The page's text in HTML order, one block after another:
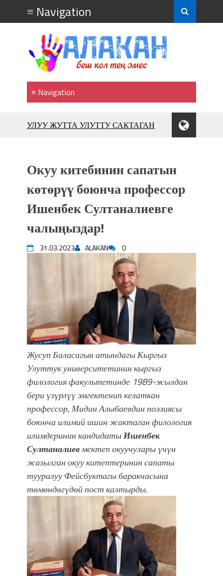
УЛУУ ЖУТТА УЛУТТУ САКТАГАН
фонтанов в Royal Central Park
Аида САЛЯНОВА: "Кыргыз шахмат
союзунун президенти болуп
шайланышым сыймык жана чоң
Садыр ЖАПАРОВ: “Айтматовдой
адабият алпы чыгыш үчүн, улуу көч
уланышы үчүн журнал сөзсүз керек!”
“Китепкана түнγ-2026”: Психолог
Мээрим Мураталиева менен
жолугушууга келиңиз! (Дарек. Видео)
Латын арибиндеги “Чабуул”... “Ала-
Тоо” журналынын тарыхы жана
редакторлору... (Тизме. Видео)
“КАРА КЕМПИР”: ҮМҮТТҮН
ТҮБӨЛҮК СИМВОЛУ
Кыргызстандагы эң ири музыкалуу
фонтанды көрүү үчүн Royal Central
Park'ка 30 миң адам чогулду
Фестиваль Symphony of Water & Light
собрал более 20 тысяч гостей
Жыргалбек КАСАБОЛОТОВ:
“Уңгужол” темадагы тегерек столго
атка минерлер дагы катышса жакшы
болмок”
Окуу китебинин сапатын
көтөрүү боюнча профессор
Ишенбек Султаналиевге
чалыңыздар!
31.03.2023 ALAKAN 0
Жусуп Баласагын атындагы Кыргыз
Улуттук университетинин кыргыз
филология факультетинде 1989-жылдан
бери үзүрлүү эмгектенип келаткан
профессор, Мидин Алыбаевдин поэзиясы
боюнча илимий ишин жактаган филология
илимдеринин кандидатыИшенбек
Султаналиевмектеп окуучулары үчүн
жазылган окуу китептеринин сапаты
тууралуу Фейсбуктагы баракчасына
төмөндөгүдөй пост калтырды.